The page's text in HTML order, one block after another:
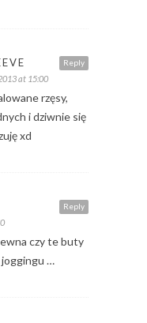
Reply
at 15:00
rzęsy,
i dziwnie się
xd
Reply
czy te buty
joggingu …